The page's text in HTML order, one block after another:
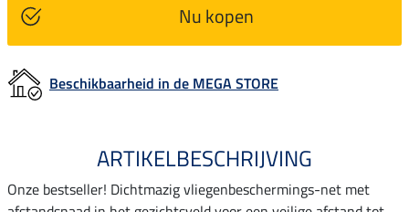
Nu kopen
Beschikbaarheid in de MEGA STORE
ARTIKELBESCHRIJVING
Onze bestseller! Dichtmazig vliegenbeschermings-net met